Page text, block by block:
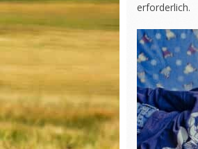
erforderlich.